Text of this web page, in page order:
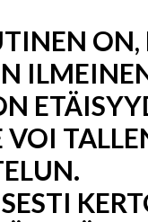
ON,
VOI